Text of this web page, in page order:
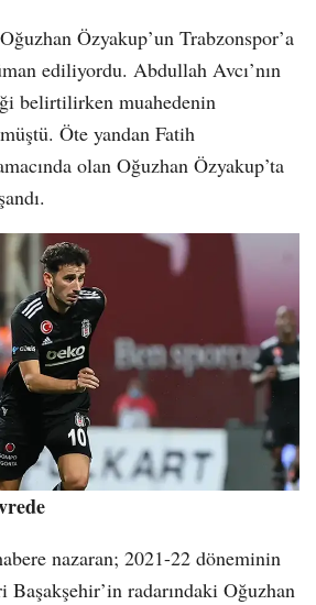
Özyakup’un Trabzonspor’a
ediliyordu. Abdullah Avcı’nın
belirtilirken muahedenin
Öte yandan Fatih
olan Oğuzhan Özyakup’ta
nazaran; 2021-22 döneminin
Başakşehir’in radarındaki Oğuzhan